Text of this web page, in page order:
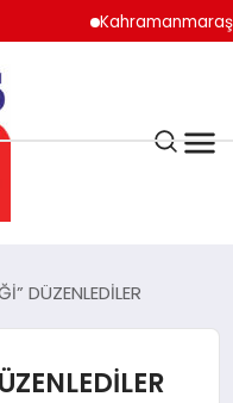
Kahramanmaraş’ta
DÜZENLEDİLER